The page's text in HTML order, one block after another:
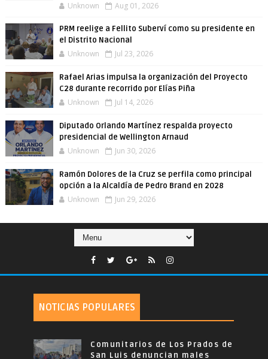
Unknown Aug 01, 2026
PRM reelige a Fellito Suberví como su presidente en
el Distrito Nacional
Unknown Jul 23, 2026
Rafael Arias impulsa la organización del Proyecto
C28 durante recorrido por Elías Piña
Unknown Jul 14, 2026
Diputado Orlando Martínez respalda proyecto
presidencial de Wellington Arnaud
Unknown Jun 30, 2026
Ramón Dolores de la Cruz se perfila como principal
opción a la Alcaldía de Pedro Brand en 2028
Unknown Jun 29, 2026
NOTICIAS POPULARES
Comunitarios de Los Prados de
San Luis denuncian males